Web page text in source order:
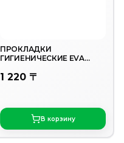
ПРОКЛАДКИ
ГИГИЕНИЧЕСКИЕ EVA
1 220 〒
В корзину